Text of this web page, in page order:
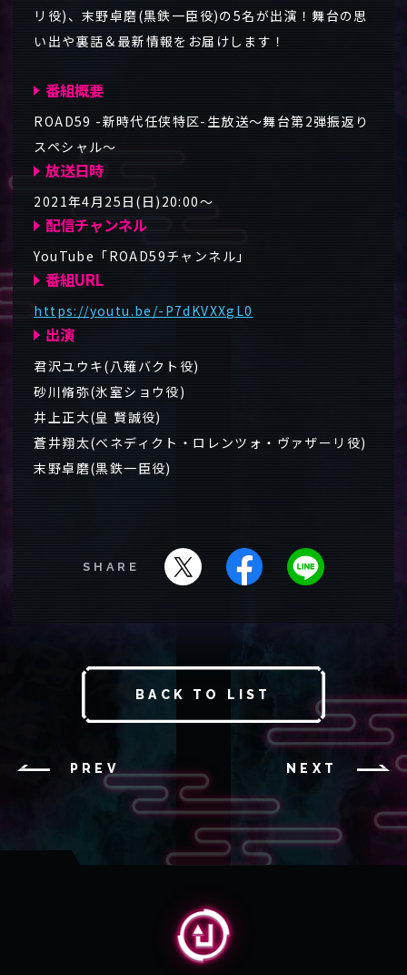
リ役)、末野卓磨(黒鉄一臣役)の5名が出演！舞台の思
い出や裏話＆最新情報をお届けします！
番組概要
ROAD59 -新時代任侠特区-生放送～舞台第2弾振返り
スペシャル～
放送日時
2021年4月25日(日)20:00～
配信チャンネル
YouTube「ROAD59チャンネル」
番組URL
https://youtu.be/-P7dKVXXgL0
出演
君沢ユウキ(八薙バクト役)
砂川脩弥(氷室ショウ役)
井上正大(皇 賢誠役)
蒼井翔太(ベネディクト・ロレンツォ・ヴァザーリ役)
末野卓磨(黒鉄一臣役)
SHARE
PREV
BACK TO LIST
NEXT